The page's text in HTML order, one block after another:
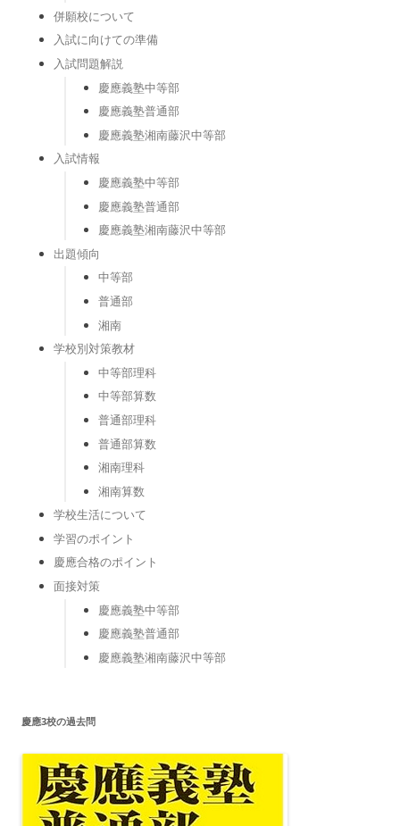
併願校について
入試に向けての準備
入試問題解説
慶應義塾中等部
慶應義塾普通部
慶應義塾湘南藤沢中等部
入試情報
慶應義塾中等部
慶應義塾普通部
慶應義塾湘南藤沢中等部
出題傾向
中等部
普通部
湘南
学校別対策教材
中等部理科
中等部算数
普通部理科
普通部算数
湘南理科
湘南算数
学校生活について
学習のポイント
慶應合格のポイント
面接対策
慶應義塾中等部
慶應義塾普通部
慶應義塾湘南藤沢中等部
慶應3校の過去問